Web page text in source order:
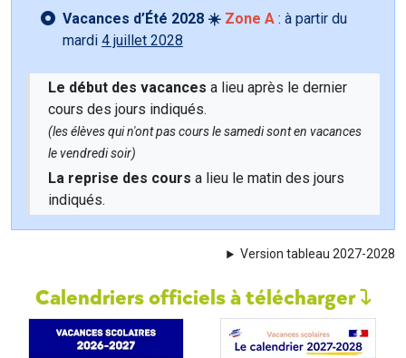
Vacances d’Été 2028 ☀️ Zone A : à partir du
mardi 4 juillet 2028
Le début des vacances a lieu après le dernier
cours des jours indiqués.
(les élèves qui n'ont pas cours le samedi sont en vacances
le vendredi soir)
La reprise des cours a lieu le matin des jours
indiqués.
Version tableau 2027-2028
Calendriers officiels à télécharger